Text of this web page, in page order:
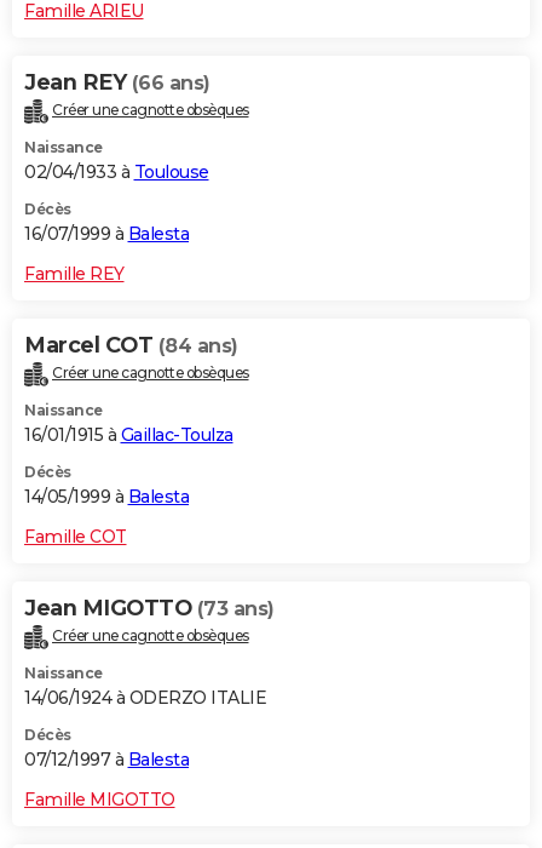
Famille ARIEU
Jean REY (66 ans)
Créer une cagnotte obsèques
Naissance
02/04/1933 à Toulouse
Décès
16/07/1999 à Balesta
Famille REY
Marcel COT (84 ans)
Créer une cagnotte obsèques
Naissance
16/01/1915 à Gaillac-Toulza
Décès
14/05/1999 à Balesta
Famille COT
Jean MIGOTTO (73 ans)
Créer une cagnotte obsèques
Naissance
14/06/1924 à ODERZO ITALIE
Décès
07/12/1997 à Balesta
Famille MIGOTTO